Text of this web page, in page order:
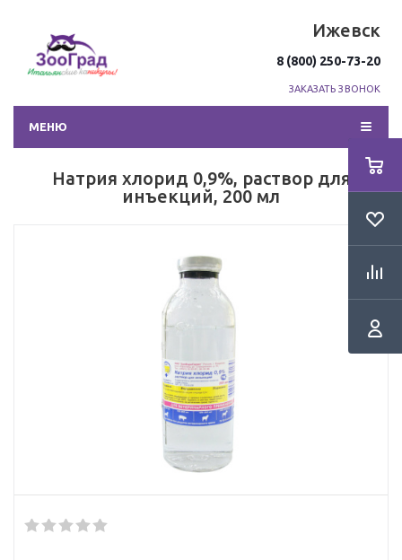
Ижевск
8 (800) 250-73-20
ЗАКАЗАТЬ ЗВОНОК
МЕНЮ
Натрия хлорид 0,9%, раствор для
инъекций, 200 мл